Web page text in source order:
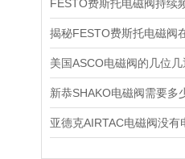
新恭SHAKO电磁阀需要多